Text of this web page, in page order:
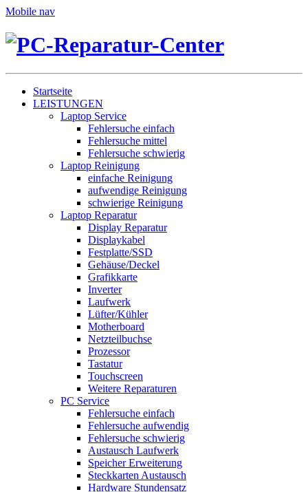
Mobile nav
Startseite
LEISTUNGEN
Laptop Service
Fehlersuche einfach
Fehlersuche mittel
Fehlersuche schwierig
Laptop Reinigung
einfache Reinigung
aufwendige Reinigung
schwierige Reinigung
Laptop Reparatur
Display Reparatur
Displaykabel
Festplatte/SSD
Gehäuse/Deckel
Grafikkarte
Inverter
Laufwerk
Lüfter/Kühler
Motherboard
Netzteilbuchse
Prozessor
Tastatur
Touchscreen
Weitere Reparaturen
PC Service
Fehlersuche einfach
Fehlersuche aufwendig
Fehlersuche schwierig
Austausch Laufwerk
Speicher Erweiterung
Steckkarten Austausch
Hardware Stundensatz